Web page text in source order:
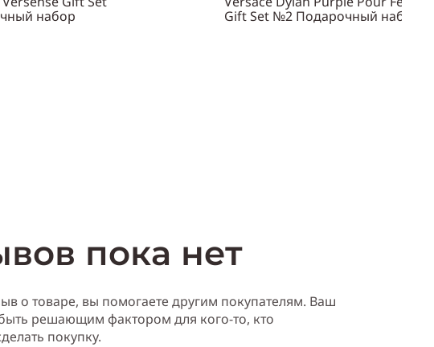
набор
Gift Set №2 Подарочный набор
пока нет
о товаре, вы помогаете другим покупателям. Ваш
решающим фактором для кого-то, кто
покупку.